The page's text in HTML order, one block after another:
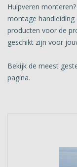
Hulpveren
montage handleiding
producten voor de
geschikt zijn voor
Bekijk de meest
pagina.